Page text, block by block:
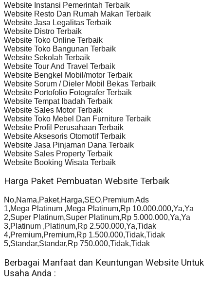
Website Instansi Pemerintah Terbaik
Website Resto Dan Rumah Makan Terbaik
Website Jasa Legalitas Terbaik
Website Distro Terbaik
Website Toko Online Terbaik
Website Toko Bangunan Terbaik
Website Sekolah Terbaik
Website Tour And Travel Terbaik
Website Bengkel Mobil/motor Terbaik
Website Sorum / Dieler Mobil Bekas Terbaik
Website Portofolio Fotografer Terbaik
Website Tempat Ibadah Terbaik
Website Sales Motor Terbaik
Website Toko Mebel Dan Furniture Terbaik
Website Profil Perusahaan Terbaik
Website Aksesoris Otomotif Terbaik
Website Jasa Pinjaman Dana Terbaik
Website Sales Property Terbaik
Website Booking Wisata Terbaik
Harga Paket Pembuatan Website Terbaik
No,Nama,Paket,Harga,SEO,Premium Ads
1,Mega Platinum ,Mega Platinum,Rp 10.000.000,Ya,Ya
2,Super Platinum,Super Platinum,Rp 5.000.000,Ya,Ya
3,Platinum ,Platinum,Rp 2.500.000,Ya,Tidak
4,Premium,Premium,Rp 1.500.000,Tidak,Tidak
5,Standar,Standar,Rp 750.000,Tidak,Tidak
Berbagai Manfaat dan Keuntungan Website Untuk
Usaha Anda :